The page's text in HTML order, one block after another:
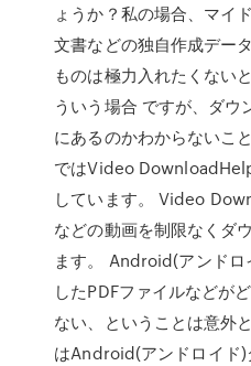
ょうか？私の場合、マイ
文書などの独自作成デー
ものは極力入れたくない
ういう場合 ですが、ダウ
にあるのかわからないこ
ではVideo
しています。 Video
などの動画を制限なくダ
ます。 Android(アンドロ
したPDFファイルなどが
ない、ということは意外
はAndroid(アンドロイド)